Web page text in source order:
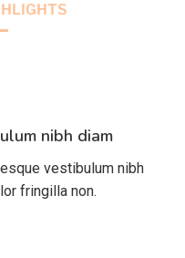
nibh diam
vestibulum nibh
fringilla non.